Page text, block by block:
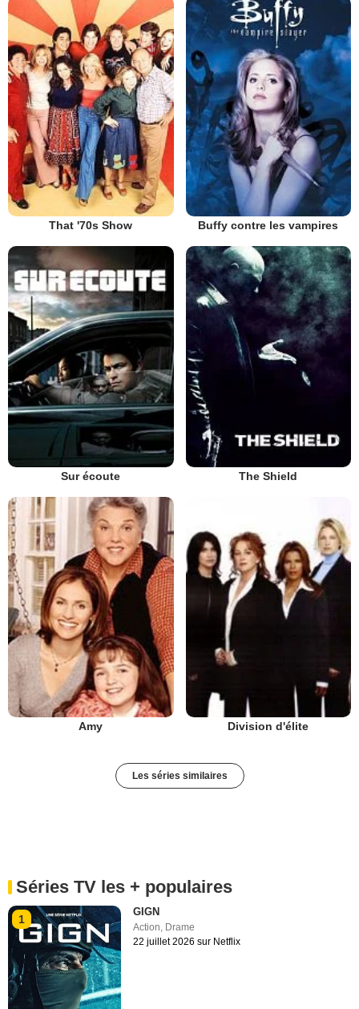
That '70s Show Buffy contre les vampires
Sur écoute The Shield
Amy Division d'élite
Les séries similaires
Séries TV les + populaires
1
GIGN
Action, Drame
22 juillet 2026 sur Netflix